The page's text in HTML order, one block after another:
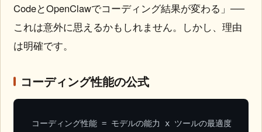
CodeとOpenClawでコーディング結果が変わる」──
これは意外に思えるかもしれません。しかし、理由
は明確です。
コーディング性能の公式
コーディング性能 = モデルの能力 x ツールの最適度